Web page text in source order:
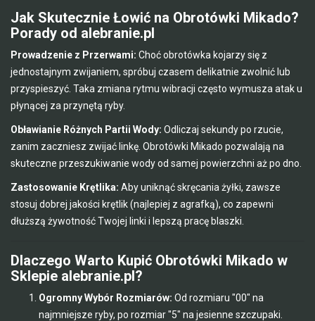
Jak Skutecznie Łowić na Obrotówki Mikado?
Porady od alebranie.pl
Prowadzenie z Przerwami: Choć obrotówka kojarzy się z
jednostajnym zwijaniem, spróbuj czasem delikatnie zwolnić lub
przyspieszyć. Taka zmiana rytmu wibracji często wymusza atak u
płynącej za przynętą ryby.
Obławianie Różnych Partii Wody: Odliczaj sekundy po rzucie,
zanim zaczniesz zwijać linkę. Obrotówki Mikado pozwalają na
skuteczne przeszukiwanie wody od samej powierzchni aż po dno.
Zastosowanie Krętlika: Aby uniknąć skręcania żyłki, zawsze
stosuj dobrej jakości krętlik (najlepiej z agrafką), co zapewni
dłuższą żywotność Twojej linki i lepszą pracę blaszki.
Dlaczego Warto Kupić Obrotówki Mikado w
Sklepie alebranie.pl?
Ogromny Wybór Rozmiarów: Od rozmiaru "00" na
najmniejsze ryby, po rozmiar "5" na jesienne szczupaki.